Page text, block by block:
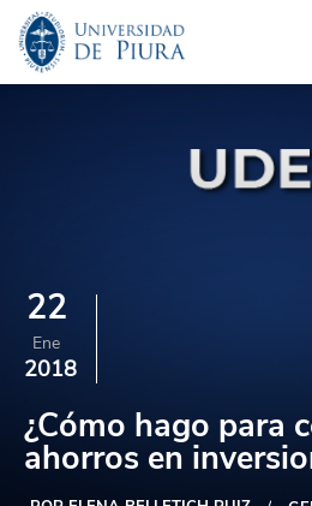
22
Ene
2018
¿Cómo hago para
ahorros en